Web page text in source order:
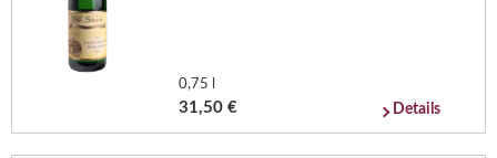
0,75 l
31,50 € Details